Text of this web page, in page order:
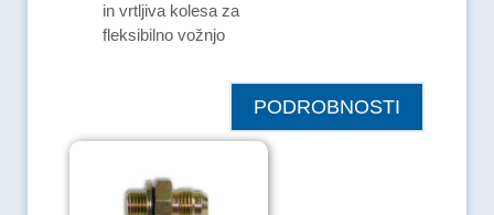
in vrtljiva kolesa za
fleksibilno vožnjo
PODROBNOSTI